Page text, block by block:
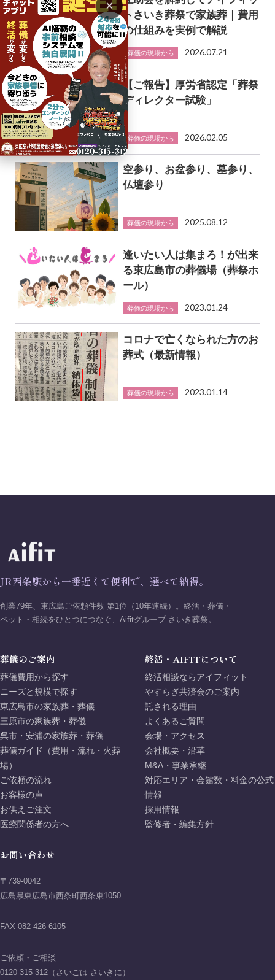
トさいき葬祭で家族葬｜費用
の仕組みを実例で解説
葬儀の現場から 2026.07.21
【ご報告】厚労省認定「葬祭
ディレクター試験」
葬儀の現場から 2026.02.05
空参り、お盆参り、墓参り、
仏壇参り
葬儀の現場から 2025.08.12
逢いたい人は集まろ！が出来
る東広島市の葬儀場（葬祭ホ
ール）
葬儀の現場から 2023.01.24
コロナで亡くなられた方のお
葬式（最新情報）
葬儀の現場から 2023.01.14
JR西条駅から一番近くて便利で、選べて納得。
創業79年、東広島ご依頼件数 第1位（10年連続）。終活・葬儀・
ペット・相続をひとつにつなぐ、Aifitグループ さいき葬祭。
葬儀のご案内
葬儀費用から探す
ニーズと規模で探す
東広島市の家族葬・葬儀
三原市の家族葬・葬儀
呉市・安浦の家族葬・葬儀
葬儀ガイド（費用・流れ・火葬
場）
ご依頼の流れ
お客様の声
お供えご注文
医療関係者の方へ
終活・AIFITについて
終活相談ならアイフィット
やすらぎ共済会のご案内
託される理由
よくあるご質問
会場・アクセス
会社概要・沿革
M&A・事業承継
対応エリア・会館数・料金の公式
情報
採用情報
監修者・編集方針
お問い合わせ
〒739-0042
広島県東広島市西条町西条東1050
FAX 082-426-6105
ご依頼・ご相談
0120-315-312（さいごは さいきに）
×